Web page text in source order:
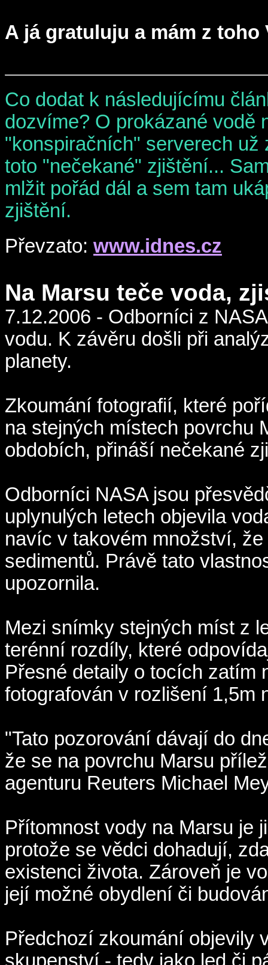
A já gratuluju a mám z
Co dodat k následujícímu
dozvíme? O prokázané vodě
"konspiračních" serverech už
toto "nečekané" zjištění...
mlžit pořád dál a sem tam
zjištění.
Převzato: www.idnes.cz
Na Marsu teče voda,
7.12.2006 - Odborníci z
vodu. K závěru došli při
planety.
Zkoumání fotografií, které
na stejných místech povrchu
obdobích, přináší nečekané
Odborníci NASA jsou
uplynulých letech objevila
navíc v takovém množství,
sedimentů. Právě tato
upozornila.
Mezi snímky stejných míst z
terénní rozdíly, které
Přesné detaily o tocích zatím
fotografován v rozlišení 1,5m
"Tato pozorování dávají do
že se na povrchu Marsu
agenturu Reuters Michael
Přítomnost vody na Marsu je
protože se vědci dohadují,
existenci života. Zároveň je
její možné obydlení či
Předchozí zkoumání objevily